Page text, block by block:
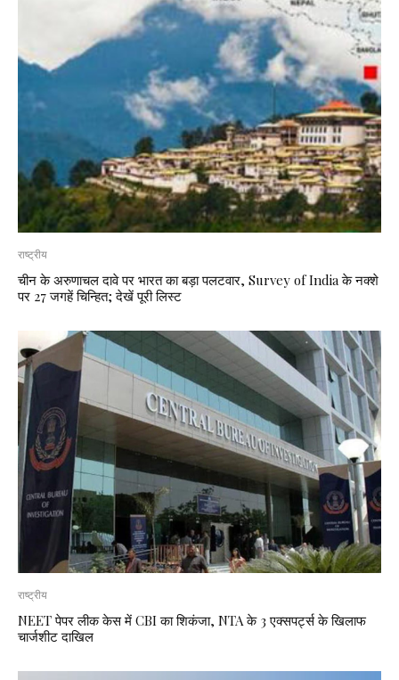
राष्ट्रीय
चीन के अरुणाचल दावे पर भारत का बड़ा पलटवार, Survey of India के नक्शे
पर 27 जगहें चिन्हित; देखें पूरी लिस्ट
राष्ट्रीय
NEET पेपर लीक केस में CBI का शिकंजा, NTA के 3 एक्सपर्ट्स के खिलाफ
चार्जशीट दाखिल